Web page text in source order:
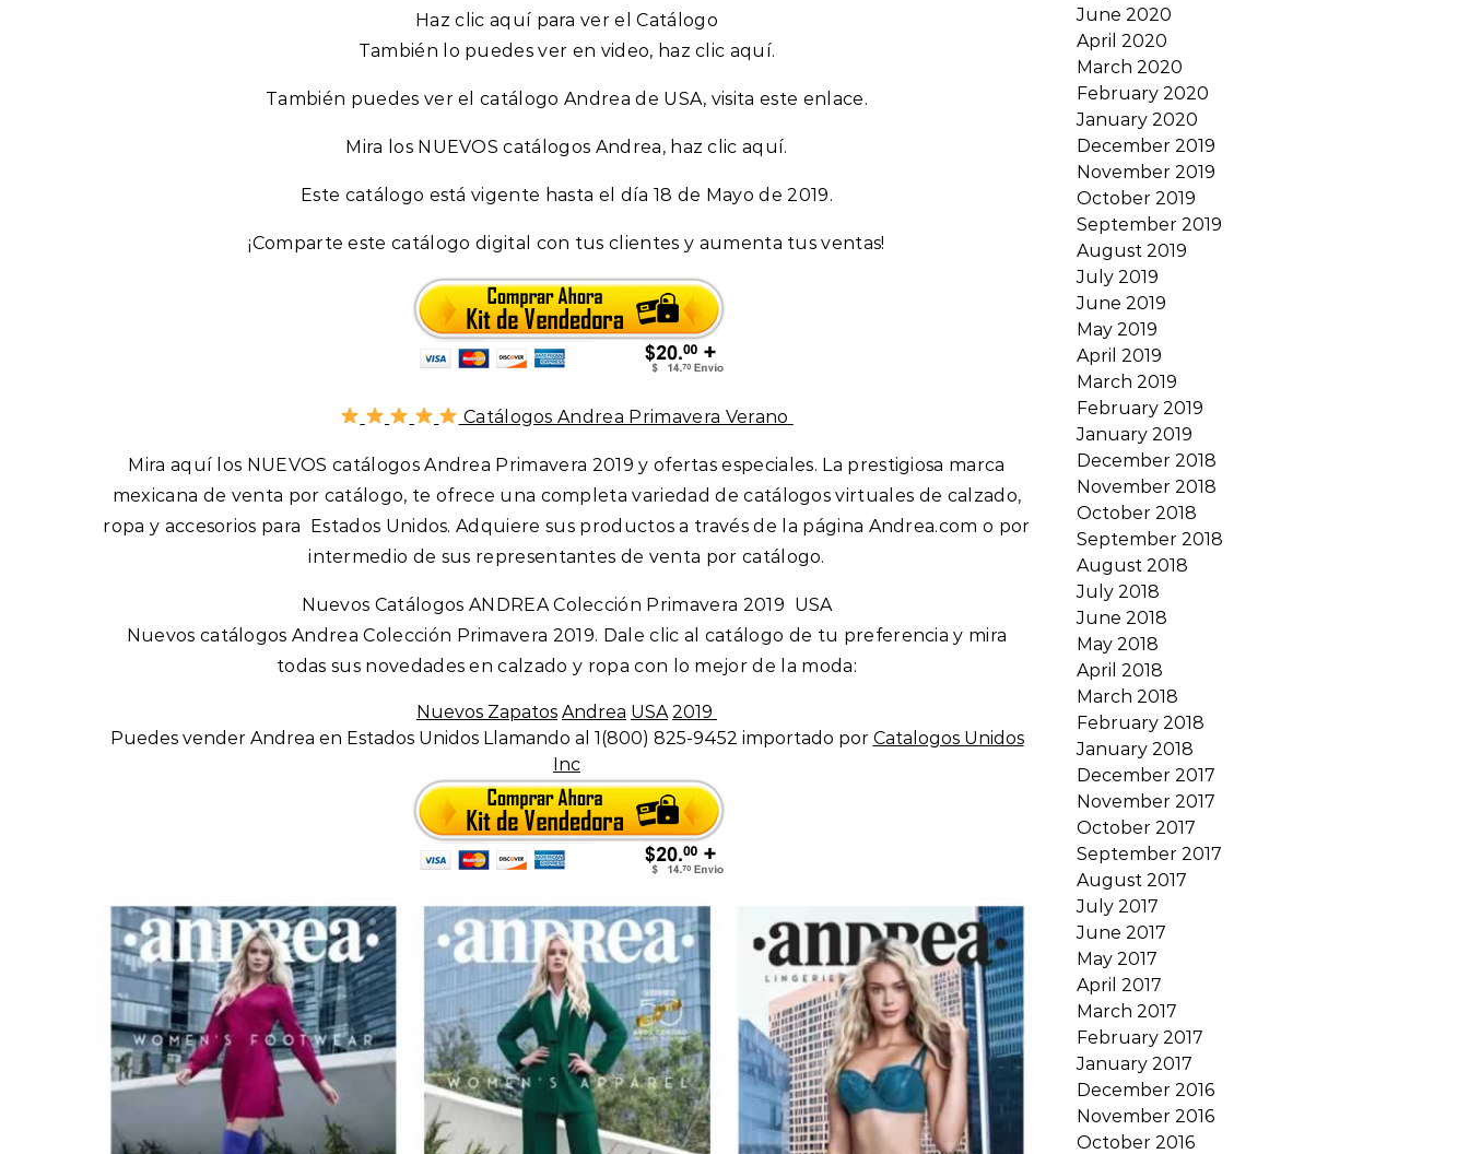
Haz clic aquí para ver el Catálogo
También lo puedes ver en video, haz clic aquí.
También puedes ver el catálogo Andrea de USA, visita este enlace.
Mira los NUEVOS catálogos Andrea, haz clic aquí.
Este catálogo está vigente hasta el día 18 de Mayo de 2019.
¡Comparte este catálogo digital con tus clientes y aumenta tus ventas!
Catálogos Andrea Primavera Verano
Mira aquí los NUEVOS catálogos Andrea Primavera 2019 y ofertas especiales. La prestigiosa marca
mexicana de venta por catálogo, te ofrece una completa variedad de catálogos virtuales de calzado,
ropa y accesorios para Estados Unidos. Adquiere sus productos a través de la página Andrea.com o por
intermedio de sus representantes de venta por catálogo.
Nuevos Catálogos ANDREA Colección Primavera 2019 USA
Nuevos catálogos Andrea Colección Primavera 2019. Dale clic al catálogo de tu preferencia y mira
todas sus novedades en calzado y ropa con lo mejor de la moda:
Nuevos Zapatos Andrea USA 2019
Puedes vender Andrea en Estados Unidos Llamando al 1(800) 825-9452 importado por Catalogos Unidos
Inc
June 2020
April 2020
March 2020
February 2020
January 2020
December 2019
November 2019
October 2019
September 2019
August 2019
July 2019
June 2019
May 2019
April 2019
March 2019
February 2019
January 2019
December 2018
November 2018
October 2018
September 2018
August 2018
July 2018
June 2018
May 2018
April 2018
March 2018
February 2018
January 2018
December 2017
November 2017
October 2017
September 2017
August 2017
July 2017
June 2017
May 2017
April 2017
March 2017
February 2017
January 2017
December 2016
November 2016
October 2016